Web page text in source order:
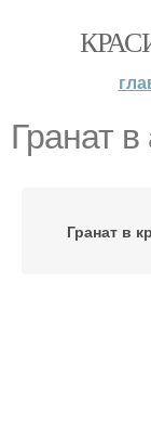
Гранат
Гранат в